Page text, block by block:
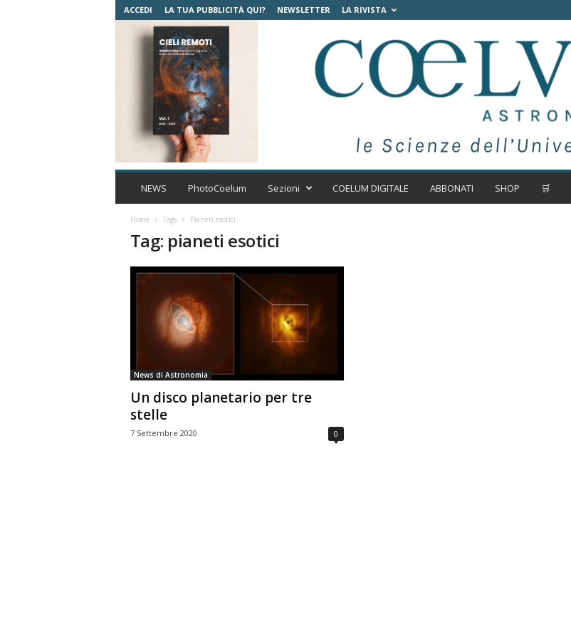
ACCEDI LA TUA PUBBLICITÀ QUI? NEWSLETTER LA RIVISTA
C
m
s
t
i
a
NEWS PhotoCoelum Sezioni COELUM DIGITALE ABBONATI SHOP 🛒
Home Tags Pianeti esotici
Tag: pianeti esotici
News di Astronomia
Un disco planetario per tre
stelle
7 Settembre 2020 0